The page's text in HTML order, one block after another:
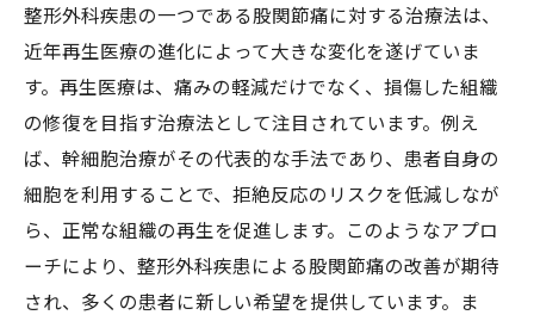
細胞治療が提供する新たな治療選択肢
個別化された細胞治療による患者ケア
細胞治療の進化と整形外科疾患治療の拡張
未来の整形外科疾患治療と細胞治療の関係
個別化された整形外科疾患治療が生活の質を向
上させる
個別化医療がなぜ重要なのか
股関節痛に特化した個別化治療の展開
整形外科疾患の一つである股関節痛に対する治療法は、
近年再生医療の進化によって大きな変化を遂げていま
す。再生医療は、痛みの軽減だけでなく、損傷した組織
の修復を目指す治療法として注目されています。例え
ば、幹細胞治療がその代表的な手法であり、患者自身の
細胞を利用することで、拒絶反応のリスクを低減しなが
ら、正常な組織の再生を促進します。このようなアプロ
ーチにより、整形外科疾患による股関節痛の改善が期待
され、多くの患者に新しい希望を提供しています。ま